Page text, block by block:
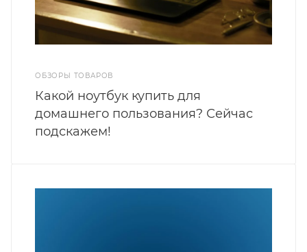
ОБЗОРЫ ТОВАРОВ
Какой ноутбук купить для
домашнего пользования? Сейчас
подскажем!